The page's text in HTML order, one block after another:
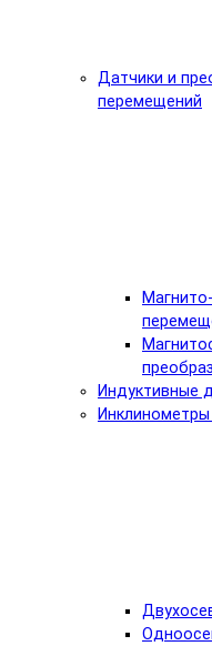
Датчики и
перемещений
Индуктивные